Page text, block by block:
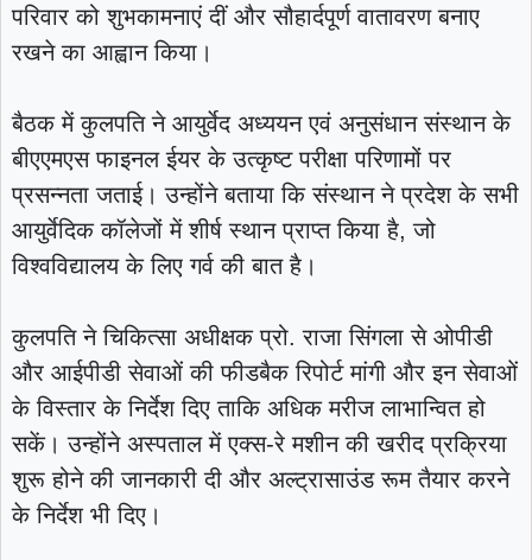
परिवार को शुभकामनाएं दीं और सौहार्दपूर्ण वातावरण बनाए
रखने का आह्वान किया।
बैठक में कुलपति ने आयुर्वेद अध्ययन एवं अनुसंधान संस्थान के
बीएएमएस फाइनल ईयर के उत्कृष्ट परीक्षा परिणामों पर
प्रसन्नता जताई। उन्होंने बताया कि संस्थान ने प्रदेश के सभी
आयुर्वेदिक कॉलेजों में शीर्ष स्थान प्राप्त किया है, जो
विश्वविद्यालय के लिए गर्व की बात है।
कुलपति ने चिकित्सा अधीक्षक प्रो. राजा सिंगला से ओपीडी
और आईपीडी सेवाओं की फीडबैक रिपोर्ट मांगी और इन सेवाओं
के विस्तार के निर्देश दिए ताकि अधिक मरीज लाभान्वित हो
सकें। उन्होंने अस्पताल में एक्स-रे मशीन की खरीद प्रक्रिया
शुरू होने की जानकारी दी और अल्ट्रासाउंड रूम तैयार करने
के निर्देश भी दिए।